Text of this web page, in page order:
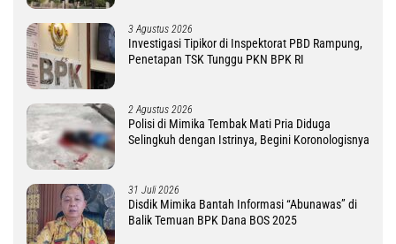
3 Agustus 2026
Investigasi Tipikor di Inspektorat PBD Rampung,
Penetapan TSK Tunggu PKN BPK RI
2 Agustus 2026
Polisi di Mimika Tembak Mati Pria Diduga
Selingkuh dengan Istrinya, Begini Koronologisnya
31 Juli 2026
Disdik Mimika Bantah Informasi “Abunawas” di
Balik Temuan BPK Dana BOS 2025